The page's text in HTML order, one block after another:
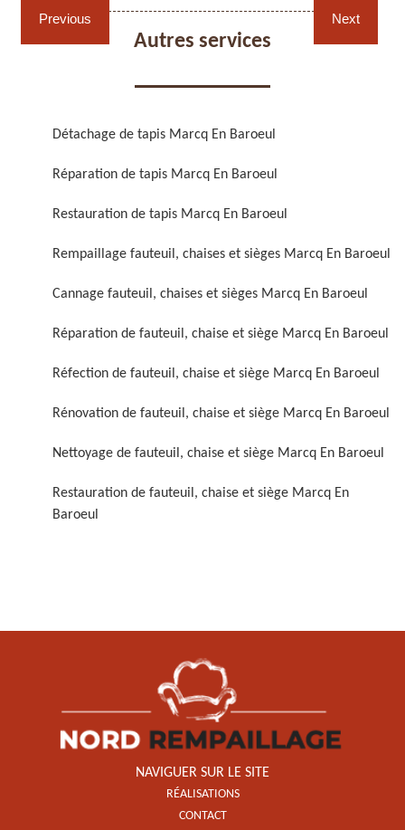
Réparation de fauteuil,
chaise et siège 59
Réfection de fauteuil,
Rénovation de fauteuil,
Nettoyage de fauteuil,
Previous Next
Autres services
Détachage de tapis Marcq En Baroeul
Réparation de tapis Marcq En Baroeul
Restauration de tapis Marcq En Baroeul
Rempaillage fauteuil, chaises et sièges Marcq En Baroeul
Cannage fauteuil, chaises et sièges Marcq En Baroeul
Réparation de fauteuil, chaise et siège Marcq En Baroeul
Réfection de fauteuil, chaise et siège Marcq En Baroeul
Rénovation de fauteuil, chaise et siège Marcq En Baroeul
Nettoyage de fauteuil, chaise et siège Marcq En Baroeul
Restauration de fauteuil, chaise et siège Marcq En
Baroeul
NAVIGUER SUR LE SITE
RÉALISATIONS
CONTACT